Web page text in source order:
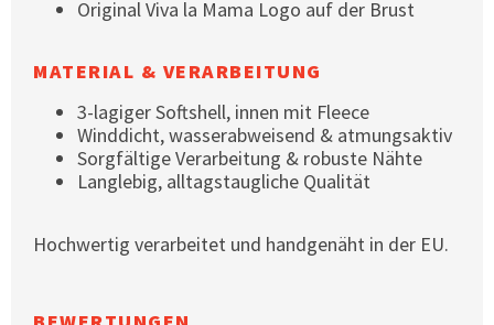
Original Viva la Mama Logo auf der Brust
MATERIAL & VERARBEITUNG
3-lagiger Softshell, innen mit Fleece
Winddicht, wasserabweisend & atmungsaktiv
Sorgfältige Verarbeitung & robuste Nähte
Langlebig, alltagstaugliche Qualität
Hochwertig verarbeitet und handgenäht in der EU.